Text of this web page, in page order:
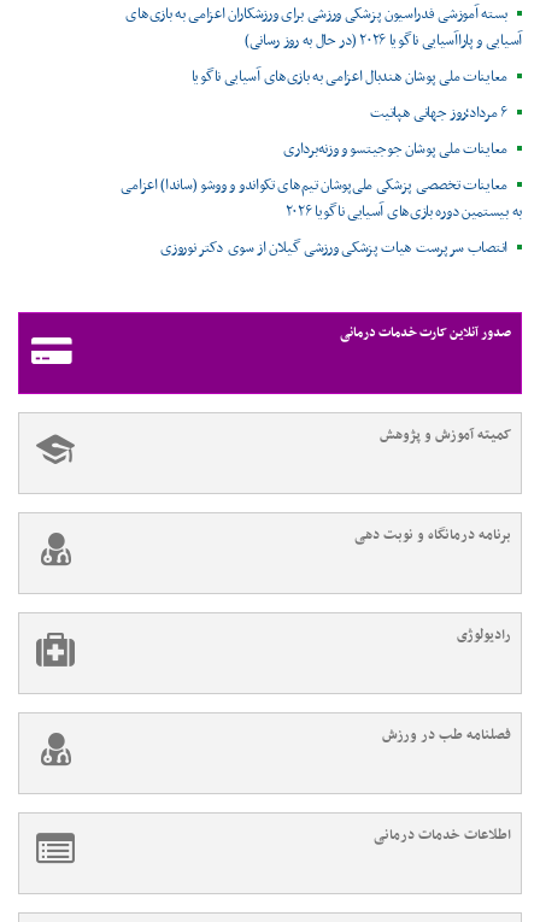
بسته آموزشی فدراسیون پزشکی ورزشی برای ورزشکاران اعزامی به بازی‌های
آسیایی و پاراآسیایی ناگویا ۲۰۲۶ (در حال به روز رسانی)
معاینات ملی پوشان هندبال اعزامی به بازی‌های آسیایی ناگویا
۶ مرداد؛روز جهانی هپاتیت
معاینات ملی پوشان جوجیتسو و وزنه‌برداری
معاینات تخصصی پزشکی ملی‌پوشان تیم‌های تکواندو و ووشو (ساندا) اعزامی
به بیستمین دوره بازی‌های آسیایی ناگویا ۲۰۲۶
انتصاب سرپرست هیات پزشکی ورزشی گیلان از سوی دکتر نوروزی
صدور آنلاین کارت خدمات درمانی
کمیته آموزش و پژوهش
برنامه درمانگاه و نوبت دهی
رادیولوژی
فصلنامه طب در ورزش
اطلاعات خدمات درمانی